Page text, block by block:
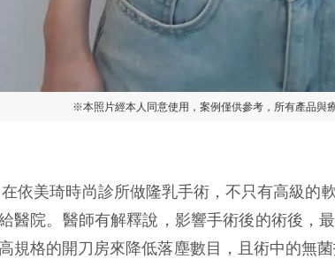
※本照片經本人同意使用，案例僅供參考，所有產品與
琦時尚診所做隆乳手術，不只有高級的軟
醫院。醫師有解釋說，影響手術後的術後，
規格的開刀房來降低落塵數目，且術中的無菌